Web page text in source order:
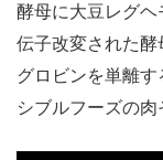
酵母に大豆レグ
伝子改変された
グロビンを単離
シブルフーズの肉